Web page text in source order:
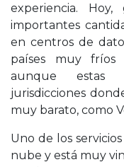
experiencia. Hoy,
importantes
en centros de
países muy fríos
aunque estas
jurisdicciones
muy barato, como
Uno de los
nube y está muy